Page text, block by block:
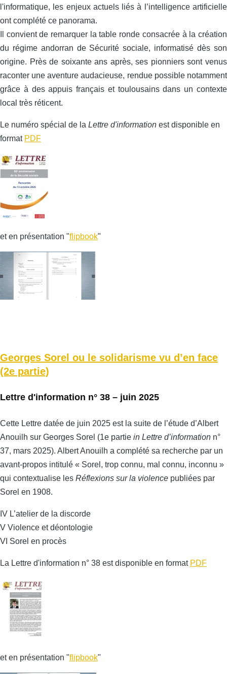
l'informatique, les enjeux actuels liés à l’intelligence artificielle
ont complété ce panorama.
Il convient de remarquer la table ronde consacrée à la création
du régime andorran de Sécurité sociale, informatisé dès son
origine. Près de soixante ans après, ses pionniers sont venus
raconter une aventure audacieuse, rendue possible notamment
grâce à des appuis français et toulousains dans un contexte
local très réticent.
Le numéro spécial de la Lettre d'information est disponible en
format PDF
et en présentation "flipbook"
Georges Sorel ou le solidarisme vu d’en face
(2e partie)
Lettre d'information n° 38 – juin 2025
Cette Lettre datée de juin 2025 est la suite de l’étude d’Albert
Anouilh sur Georges Sorel (1e partie in Lettre d’information n°
37, mars 2025). Albert Anouilh a complété sa recherche par un
avant-propos intitulé « Sorel, trop connu, mal connu, inconnu »
qui contextualise les Réflexions sur la violence publiées par
Sorel en 1908.
IV L’atelier de la discorde
V Violence et déontologie
VI Sorel en procès
La Lettre d'information n° 38 est disponible en format PDF
et en présentation "flipbook"